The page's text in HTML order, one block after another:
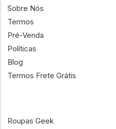
Sobre Nós
Termos
Pré-Venda
Políticas
Blog
Termos Frete Grátis
Roupas Geek